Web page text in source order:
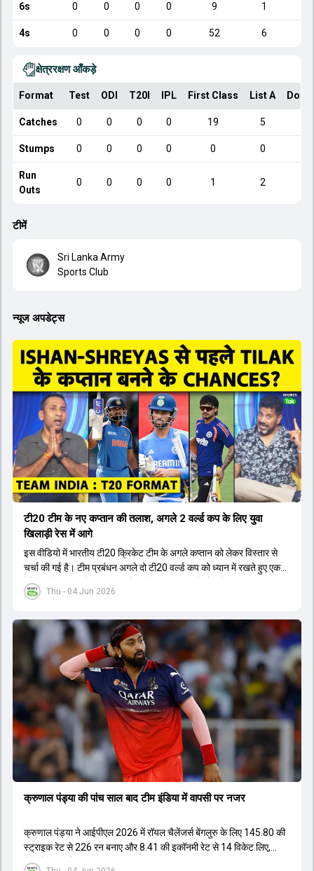
6s 0 0 0 0 9 1
4s 0 0 0 0 52 6
क्षेत्ररक्षण आँकड़े
Format Test ODI T20I IPL First Class List A
Catches 0 0 0 0 19 5
Stumps 0 0 0 0 0 0
Run
Outs
0 0 0 0 1 2
टीमें
Sri Lanka Army
Sports Club
न्यूज अपडेट्स
Thu - 04 Jun 2026
टी20 टीम के नए कप्तान की तलाश, अगले 2 वर्ल्ड कप के लिए युवा
खिलाड़ी रेस में आगे
इस वीडियो में भारतीय टी20 क्रिकेट टीम के अगले कप्तान को लेकर विस्तार से
चर्चा की गई है। टीम प्रबंधन अगले दो टी20 वर्ल्ड कप को ध्यान में रखते हुए एक
ऐसे युवा खिलाड़ी को कप्तान बनाने पर विचार कर रहा है जो लंबे समय तक टीम का
नेतृत्व कर सके। चर्चा में बताया गया है कि टी20 टीम को टेस्ट और वनडे टीम से
घरेलू क्रिकेट में कप्तानी का अनुभव है, जबकि कुछ ऐसे भी हैं जिनके पास अनुभव
नहीं है लेकिन उम्र उनके पक्ष में है। दूसरी ओर, कई दिग्गज और अनुभवी खिलाड़ी
इस कप्तानी की दौड़ से बाहर बताए जा रहे हैं। विकेटकीपर की भूमिका को लेकर भी
स्पष्टता दी गई है कि टी20 में ओपनिंग करने वाले विकेटकीपर को ही प्राथमिकता दी
जाएगी। टीम का मुख्य लक्ष्य एक ऐसा कप्तान चुनना है जो अगले चार से आठ साल
तक टीम की कमान संभाल सके।
क्रुणाल पंड्या की पांच साल बाद टीम इंडिया में वापसी पर नजर
क्रुणाल पंड्या ने आईपीएल 2026 में रॉयल चैलेंजर्स बेंगलुरु के लिए 145.80 की
स्ट्राइक रेट से 226 रन बनाए और 8.41 की इकॉनमी रेट से 14 विकेट लिए,
जिससे RCB ने अपना लगातार दूसरा IPL टाइटल जीता.